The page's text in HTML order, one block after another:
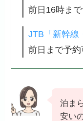
前日16時ま
JTB「新幹線
前日まで予約
泊ま
安い